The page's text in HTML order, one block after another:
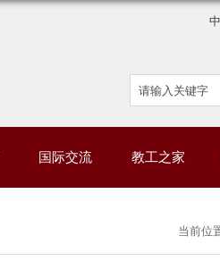
国际交流 教工之家
当前位